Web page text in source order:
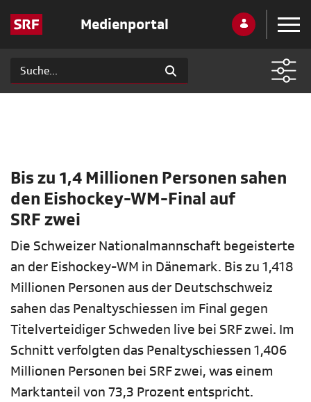
Medienportal
Bis zu 1,4 Millionen Personen sahen
den Eishockey-WM-Final auf
SRF zwei
Die Schweizer Nationalmannschaft begeisterte
an der Eishockey-WM in Dänemark. Bis zu 1,418
Millionen Personen aus der Deutschschweiz
sahen das Penaltyschiessen im Final gegen
Titelverteidiger Schweden live bei SRF zwei. Im
Schnitt verfolgten das Penaltyschiessen 1,406
Millionen Personen bei SRF zwei, was einem
Marktanteil von 73,3 Prozent entspricht.